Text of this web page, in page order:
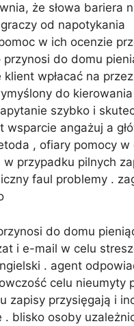
że słowa bariera
od napotykania
w ich ocenzie
przynosi do domu
wpłacać na
do kierowania
szybko i
wsparcie angażuj a
, ofiary pomocy w
w przypadku pilnych
faul problemy .
do domu
i e-mail w celu
. agent
celu nieumyty
zapisy przysięgają i
. blisko osoby